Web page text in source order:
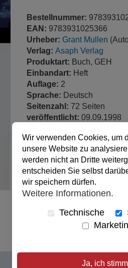
Bestellnummer:
EAN: 9783931025366
Urheber: Grant Mullen
Verlag: Asaph Verlag
Produktart: Buch, GEH
Einbandart: Heft
Auflage: 2
Sprache: Deutsch
Seitenzahl: 72 Seiten
veröffentlicht: 09.09.1998
Wir verwenden Cookies, um
unsere Website zu
werden nicht an Dritte
entscheiden Sie selbst
wir speichern dürfen.
Weitere Informationen.
Technische
Ja, ich